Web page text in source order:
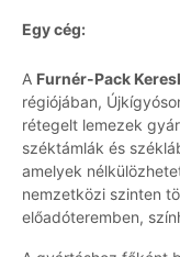
Egy cég:
A Furnér-Pack
régiójában,
rétegelt lemezek
széktámlák és
amelyek
nemzetközi szinten
előadóteremben,